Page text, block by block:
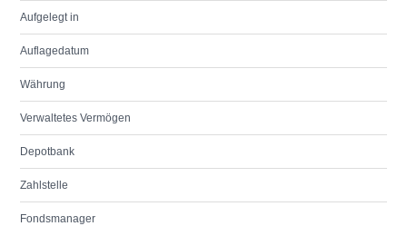
Aufgelegt in
Auflagedatum
Währung
Verwaltetes Vermögen
Depotbank
Zahlstelle
Fondsmanager